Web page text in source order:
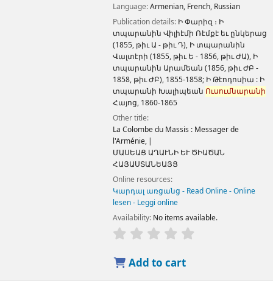
Language:Armenian, French, Russian
Publication details: Ի Փարիզ ։ Ի
տպարանին Վիլիէմի Ռէմքէ եւ ընկերաց
(1855, թիւ Ա - թիւ Դ), Ի տպարանին
Վալտէրի (1855, թիւ Ե - 1856, թիւ ԺԱ), Ի
տպարանին Արամեան (1856, թիւ ԺԲ -
1858, թիւ ԺԲ), 1855-1858; Ի Թէոդոսիա : Ի
տպարանի Խալիպեան Ուսումնարանի
Հայոց, 1860-1865
Other title:
La Colombe du Massis : Messager de
l'Arménie,
ՄԱՍԵԱՑ ԱՂԱՒՆԻ ԵՒ ԾԻԱԾԱՆ
ՀԱՅԱՍՏԱՆԵԱՅՑ
Online resources:
Կարդալ առցանց - Read Online - Online
lesen - Leggi online
Availability: No items available.
Add to cart